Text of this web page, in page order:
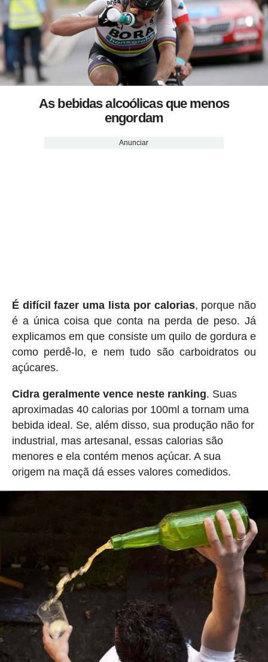
As bebidas alcoólicas que menos
engordam
Anunciar
É difícil fazer uma lista por calorias, porque não
é a única coisa que conta na perda de peso. Já
explicamos em que consiste um quilo de gordura e
como perdê-lo, e nem tudo são carboidratos ou
açúcares.
Cidra geralmente vence neste ranking. Suas
aproximadas 40 calorias por 100ml a tornam uma
bebida ideal. Se, além disso, sua produção não for
industrial, mas artesanal, essas calorias são
menores e ela contém menos açúcar. A sua
origem na maçã dá esses valores comedidos.